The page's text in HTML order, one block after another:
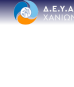
Skip
to
main